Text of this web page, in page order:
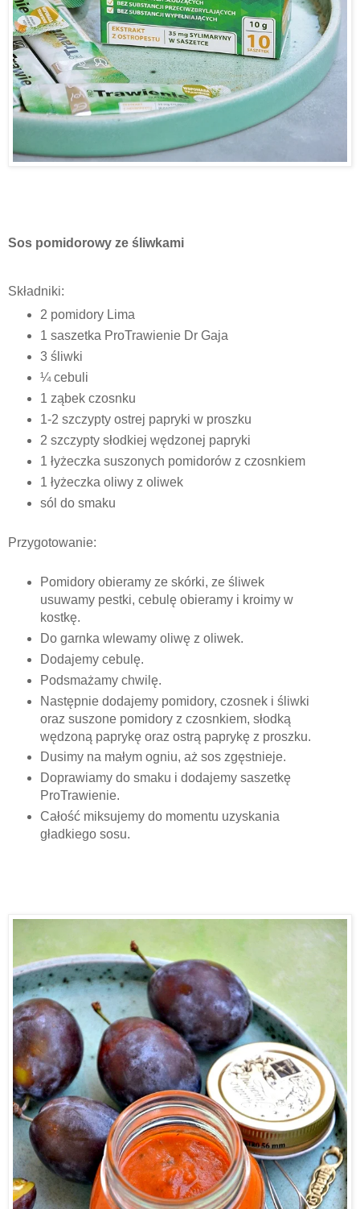
Sos pomidorowy ze śliwkami
Składniki:
2 pomidory Lima
1 saszetka ProTrawienie Dr Gaja
3 śliwki
¼ cebuli
1 ząbek czosnku
1-2 szczypty ostrej papryki w proszku
2 szczypty słodkiej wędzonej papryki
1 łyżeczka suszonych pomidorów z czosnkiem
1 łyżeczka oliwy z oliwek
sól do smaku
Przygotowanie:
Pomidory obieramy ze skórki, ze śliwek
usuwamy pestki, cebulę obieramy i kroimy w
kostkę.
Do garnka wlewamy oliwę z oliwek.
Dodajemy cebulę.
Podsmażamy chwilę.
Następnie dodajemy pomidory, czosnek i śliwki
oraz suszone pomidory z czosnkiem, słodką
wędzoną paprykę oraz ostrą paprykę z proszku.
Dusimy na małym ogniu, aż sos zgęstnieje.
Doprawiamy do smaku i dodajemy saszetkę
ProTrawienie.
Całość miksujemy do momentu uzyskania
gładkiego sosu.